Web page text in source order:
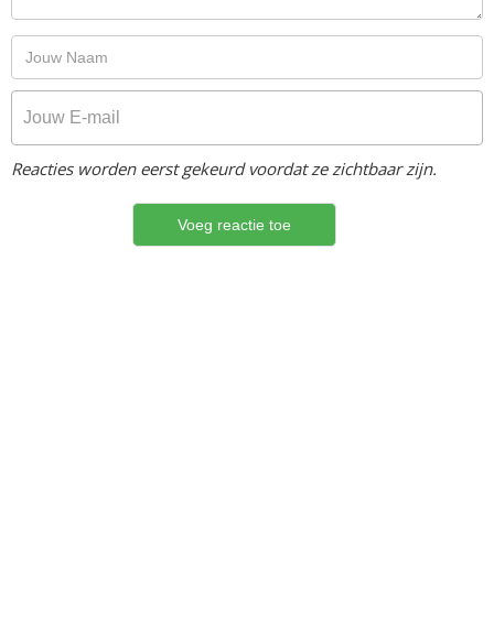
Reacties worden eerst gekeurd voordat ze zichtbaar zijn.